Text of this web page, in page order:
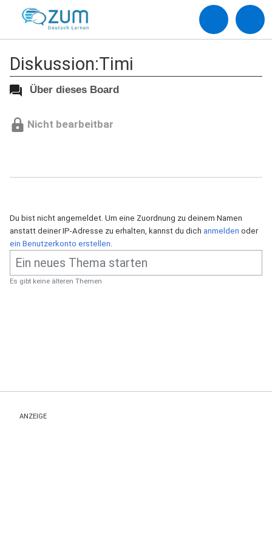
Diskussion:Timi
Über dieses Board
Nicht bearbeitbar
Du bist nicht angemeldet. Um eine Zuordnung zu deinem Namen
anstatt deiner IP-Adresse zu erhalten, kannst du dich anmelden oder
ein Benutzerkonto erstellen.
Es gibt keine älteren Themen
ANZEIGE